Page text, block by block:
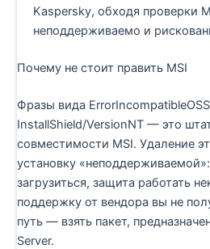
Kaspersky, обходя проверки
неподдерживаемо и
Почему не стоит править MSI
Фразы вида
InstallShield/VersionNT — это
совместимости MSI. Удаление
установку
загрузиться, защита работать
поддержку от вендора вы не
путь — взять пакет,
Server.